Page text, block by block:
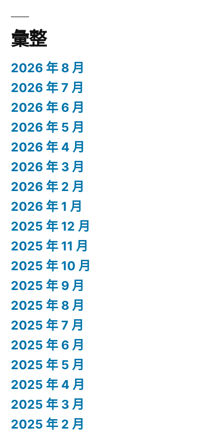
彙整
2026 年 8 月
2026 年 7 月
2026 年 6 月
2026 年 5 月
2026 年 4 月
2026 年 3 月
2026 年 2 月
2026 年 1 月
2025 年 12 月
2025 年 11 月
2025 年 10 月
2025 年 9 月
2025 年 8 月
2025 年 7 月
2025 年 6 月
2025 年 5 月
2025 年 4 月
2025 年 3 月
2025 年 2 月